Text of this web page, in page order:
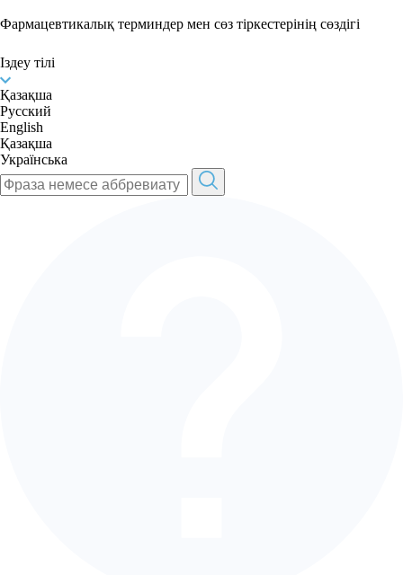
Фармацевтикалық терминдер мен сөз тіркестерінің сөздігі
Іздеу тілі
Қазақша
Русский
English
Қазақша
Українська